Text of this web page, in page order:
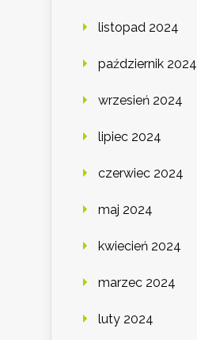
listopad 2024
październik 2024
wrzesień 2024
lipiec 2024
czerwiec 2024
maj 2024
kwiecień 2024
marzec 2024
luty 2024